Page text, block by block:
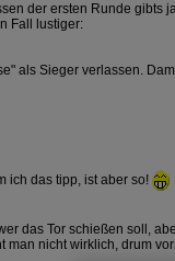
der ersten Runde gibts
Fall lustiger:
als Sieger verlassen.
ich das tipp, ist aber so!
das Tor schießen soll,
nicht wirklich, drum